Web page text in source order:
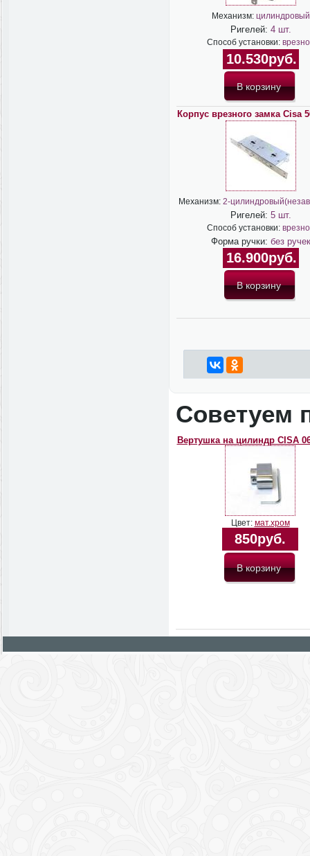
Механизм: цилиндровый
Ригелей: 4 шт.
Способ установки:
10.530руб.
Корпус врезного замка Cisa
Механизм: 2-
Ригелей: 5 шт.
Способ установки:
Форма ручки: без ручек
16.900руб.
Советуем
Вертушка на цилиндр CISA
Цвет: мат.хром
850руб.